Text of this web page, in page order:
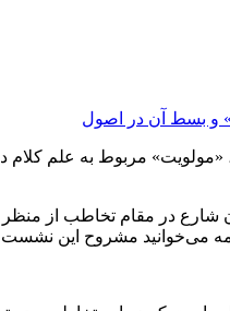
و بسط آن در اصول
مربوط به علم کلام
در مقام تخاطب از منظر
می‌خوانید مشروح این